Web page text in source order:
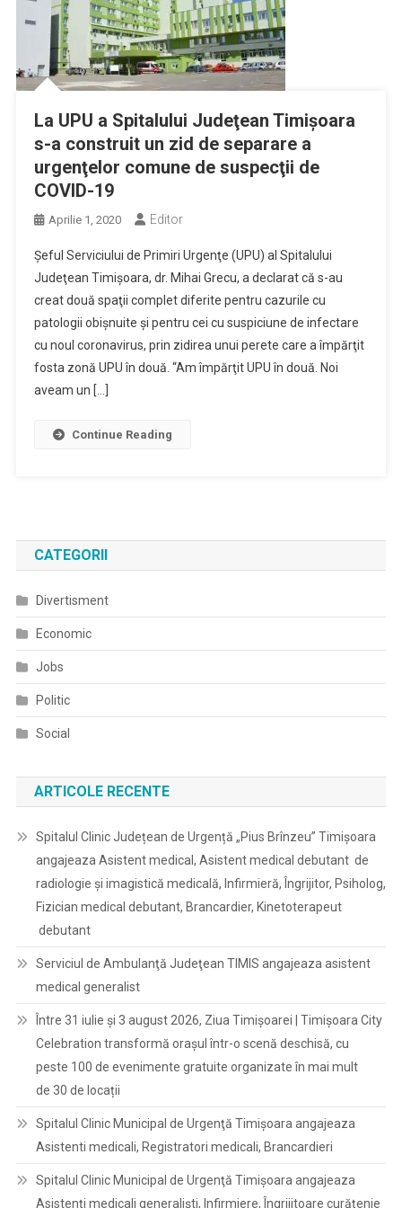
La UPU a Spitalului Judeţean Timişoara
s-a construit un zid de separare a
urgenţelor comune de suspecţii de
COVID-19
Aprilie 1, 2020 Editor
Şeful Serviciului de Primiri Urgenţe (UPU) al Spitalului
Judeţean Timişoara, dr. Mihai Grecu, a declarat că s-au
creat două spaţii complet diferite pentru cazurile cu
patologii obişnuite şi pentru cei cu suspiciune de infectare
cu noul coronavirus, prin zidirea unui perete care a împărţit
fosta zonă UPU în două. “Am împărţit UPU în două. Noi
aveam un […]
Continue Reading
CATEGORII
Divertisment
Economic
Jobs
Politic
Social
ARTICOLE RECENTE
Spitalul Clinic Județean de Urgență „Pius Brînzeu” Timișoara
angajeaza Asistent medical, Asistent medical debutant de
radiologie și imagistică medicală, Infirmieră, Îngrijitor, Psiholog,
Fizician medical debutant, Brancardier, Kinetoterapeut
debutant
Serviciul de Ambulanţă Judeţean TIMIS angajeaza asistent
medical generalist
Între 31 iulie și 3 august 2026, Ziua Timișoarei | Timișoara City
Celebration transformă orașul într-o scenă deschisă, cu
peste 100 de evenimente gratuite organizate în mai mult
de 30 de locații
Spitalul Clinic Municipal de Urgenţă Timişoara angajeaza
Asistenti medicali, Registratori medicali, Brancardieri
Spitalul Clinic Municipal de Urgenţă Timişoara angajeaza
Asistenți medicali generaliști, Infirmiere, Îngrijitoare curățenie